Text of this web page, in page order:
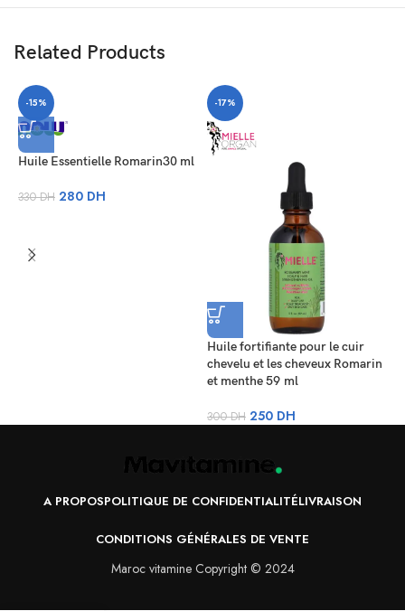
Related Products
-15%
Huile Essentielle Romarin30 ml
330DH 280 DH
-17%
Huile fortifiante pour le cuir
chevelu et les cheveux Romarin
et menthe 59 ml
300DH 250 DH
A PROPOSPOLITIQUE DE CONFIDENTIALITÉLIVRAISON
CONDITIONS GÉNÉRALES DE VENTE
Maroc vitamine Copyright © 2024